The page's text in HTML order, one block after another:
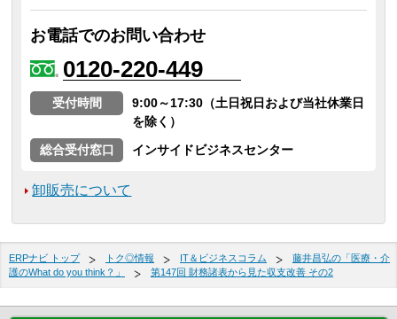
お電話でのお問い合わせ
0120-220-449
受付時間
9:00～17:30（土日祝日および当社休業日
を除く）
総合受付窓口
インサイドビジネスセンター
卸販売について
ERPナビ トップ トク◎情報 IT＆ビジネスコラム
藤井昌弘の「医療・介
護のWhat do you think？」
第147回 財務諸表から見た収支改善 その2